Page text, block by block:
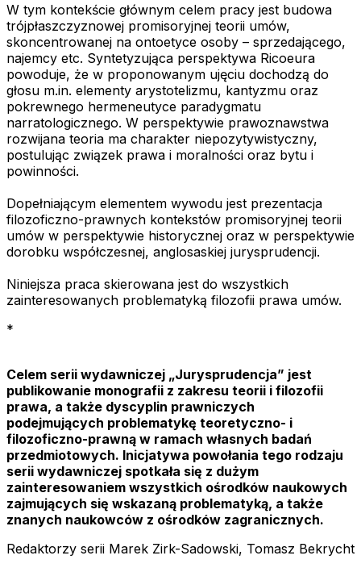
W tym kontekście głównym celem pracy jest budowa
trójpłaszczyznowej promisoryjnej teorii umów,
skoncentrowanej na ontoetyce osoby – sprzedającego,
najemcy etc. Syntetyzująca perspektywa Ricoeura
powoduje, że w proponowanym ujęciu dochodzą do
głosu m.in. elementy arystotelizmu, kantyzmu oraz
pokrewnego hermeneutyce paradygmatu
narratologicznego. W perspektywie prawoznawstwa
rozwijana teoria ma charakter niepozytywistyczny,
postulując związek prawa i moralności oraz bytu i
powinności.
Dopełniającym elementem wywodu jest prezentacja
filozoficzno-prawnych kontekstów promisoryjnej teorii
umów w perspektywie historycznej oraz w perspektywie
dorobku współczesnej, anglosaskiej jurysprudencji.
Niniejsza praca skierowana jest do wszystkich
zainteresowanych problematyką filozofii prawa umów.
*
Celem serii wydawniczej „Jurysprudencja” jest
publikowanie monografii z zakresu teorii i filozofii
prawa, a także dyscyplin prawniczych
podejmujących problematykę teoretyczno- i
filozoficzno-prawną w ramach własnych badań
przedmiotowych. Inicjatywa powołania tego rodzaju
serii wydawniczej spotkała się z dużym
zainteresowaniem wszystkich ośrodków nauko­wych
zajmujących się wskazaną problematyką, a także
znanych naukowców z ośrodków zagranicznych.
Redaktorzy serii Marek Zirk-Sadowski, Tomasz Bekrycht